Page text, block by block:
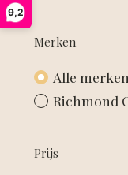
9,2
Merken
Alle merken
Richmond
Prijs